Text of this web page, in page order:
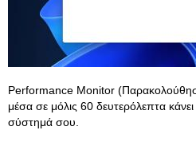
Performance Monitor
μέσα σε μόλις 60 δευτερόλεπτα
σύστημά σου.